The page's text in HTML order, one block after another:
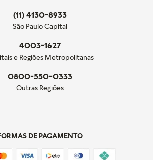
(11) 4130-8933
São Paulo Capital
4003-1627
e Regiões Metropolitanas
0800-550-0333
Outras Regiões
DE PAGAMENTO